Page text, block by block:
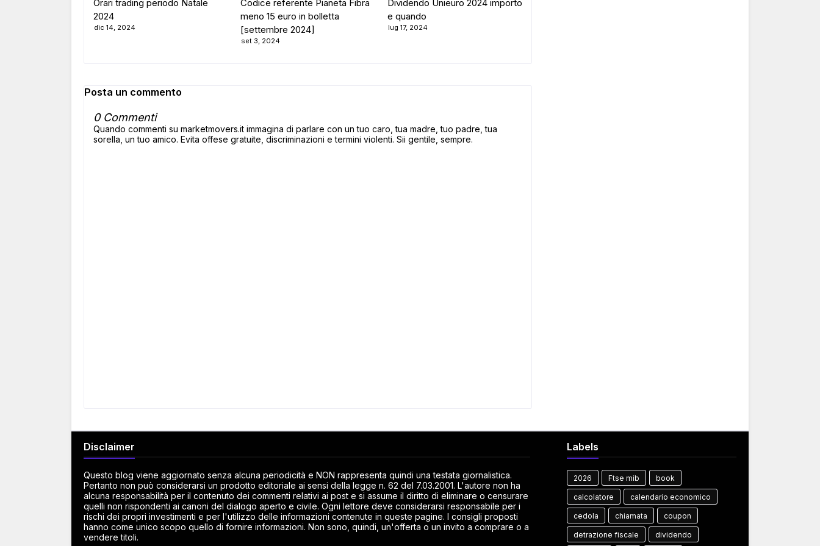
Orari trading periodo Natale
2024
dic 14, 2024
Codice referente Pianeta Fibra
meno 15 euro in bolletta
[settembre 2024]
set 3, 2024
Dividendo Unieuro 2024 importo
e quando
lug 17, 2024
Posta un commento
0 Commenti
Quando commenti su marketmovers.it immagina di parlare con un tuo caro, tua madre, tuo padre, tua
sorella, un tuo amico. Evita offese gratuite, discriminazioni e termini violenti. Sii gentile, sempre.
Disclaimer
Questo blog viene aggiornato senza alcuna periodicità e NON rappresenta quindi una testata giornalistica.
Pertanto non può considerarsi un prodotto editoriale ai sensi della legge n. 62 del 7.03.2001. L'autore non ha
alcuna responsabilità per il contenuto dei commenti relativi ai post e si assume il diritto di eliminare o censurare
quelli non rispondenti ai canoni del dialogo aperto e civile. Ogni lettore deve considerarsi responsabile per i
rischi dei propri investimenti e per l'utilizzo delle informazioni contenute in queste pagine. I consigli proposti
hanno come unico scopo quello di fornire informazioni. Non sono, quindi, un'offerta o un invito a comprare o a
vendere titoli.
Labels
2026 Ftse mib book
calcolatore calendario economico
cedola chiamata coupon
detrazione fiscale dividendo